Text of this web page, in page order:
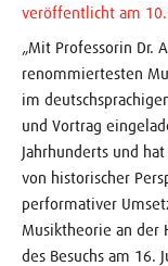
veröffentlicht am
„Mit Professorin Dr.
renommiertesten
im
und Vortrag
Jahrhunderts und
von historischer
performativer
Musiktheorie an der
des Besuchs am 16.